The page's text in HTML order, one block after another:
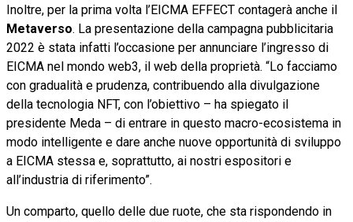
Inoltre, per la prima volta l’EICMA EFFECT contagerà anche il
Metaverso. La presentazione della campagna pubblicitaria
2022 è stata infatti l’occasione per annunciare l’ingresso di
EICMA nel mondo web3, il web della proprietà. “Lo facciamo
con gradualità e prudenza, contribuendo alla divulgazione
della tecnologia NFT, con l’obiettivo – ha spiegato il
presidente Meda – di entrare in questo macro-ecosistema in
modo intelligente e dare anche nuove opportunità di sviluppo
a EICMA stessa e, soprattutto, ai nostri espositori e
all’industria di riferimento”.
Un comparto, quello delle due ruote, che sta rispondendo in